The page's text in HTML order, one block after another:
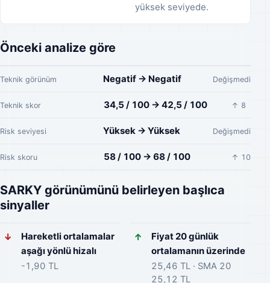
yüksek seviyede.
Önceki analize göre
Teknik görünüm Negatif → Negatif Değişmedi
Teknik skor 34,5 / 100 → 42,5 / 100 ↑ 8
Risk seviyesi Yüksek → Yüksek Değişmedi
Risk skoru 58 / 100 → 68 / 100 ↑ 10
SARKY görünümünü belirleyen başlıca
sinyaller
↓
Hareketli ortalamalar
aşağı yönlü hizalı
-1,90 TL
↑
Fiyat 20 günlük
ortalamanın üzerinde
25,46 TL · SMA 20
25,12 TL